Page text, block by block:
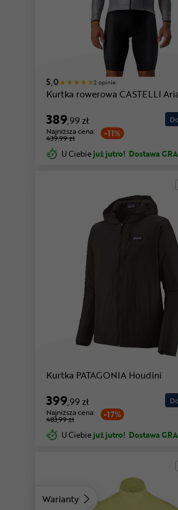
5,0 2 opinie
Kurtka rowerowa CASTELLI
389,99 zł
-11%
Najniższa cena:
439,99 zł
U Ciebie już jutro! Dostawa
Kurtka PATAGONIA Houdini
399,99 zł
-17%
Najniższa cena:
483,99 zł
U Ciebie już jutro! Dostawa
Warianty